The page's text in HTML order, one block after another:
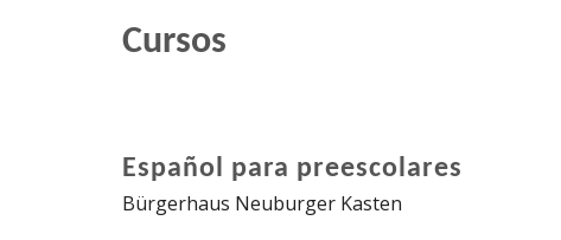
Cursos
Español para preescolares
Bürgerhaus Neuburger Kasten